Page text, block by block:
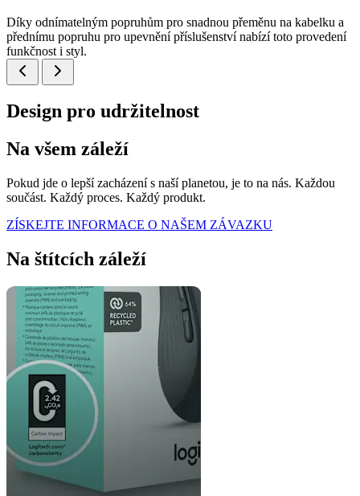
Díky odnímatelným popruhům pro snadnou přeměnu na kabelku a
přednímu popruhu pro upevnění příslušenství nabízí toto provedení
funkčnost i styl.
Design pro udržitelnost
Na všem záleží
Pokud jde o lepší zacházení s naší planetou, je to na nás. Každou
součást. Každý proces. Každý produkt.
ZÍSKEJTE INFORMACE O NAŠEM ZÁVAZKU
Na štítcích záleží